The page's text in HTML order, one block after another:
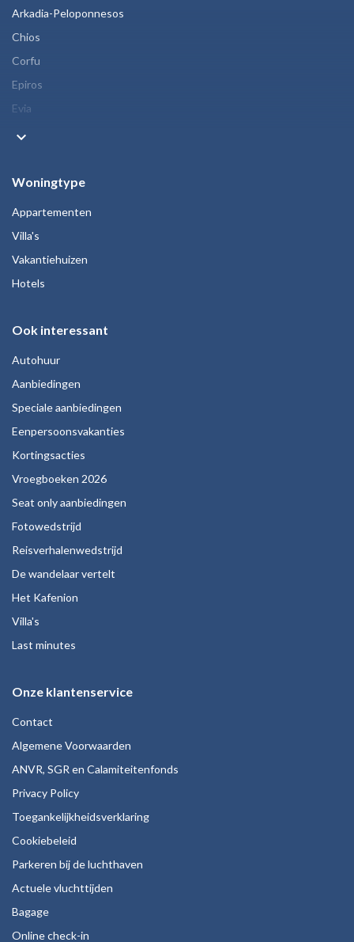
Arkadia-Peloponnesos
Chios
Corfu
Epiros
Evia
keyboard_arrow_down
Woningtype
Appartementen
Villa's
Vakantiehuizen
Hotels
Ook interessant
Autohuur
Aanbiedingen
Speciale aanbiedingen
Eenpersoonsvakanties
Kortingsacties
Vroegboeken 2026
Seat only aanbiedingen
Fotowedstrijd
Reisverhalenwedstrijd
De wandelaar vertelt
Het Kafenion
Villa's
Last minutes
Onze klantenservice
Contact
Algemene Voorwaarden
ANVR, SGR en Calamiteitenfonds
Privacy Policy
Toegankelijkheidsverklaring
Cookiebeleid
Parkeren bij de luchthaven
Actuele vluchttijden
Bagage
Online check-in